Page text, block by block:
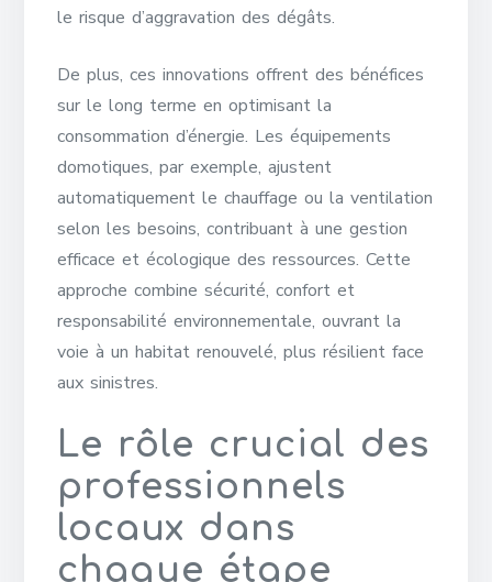
le risque d’aggravation des dégâts.
De plus, ces innovations offrent des bénéfices
sur le long terme en optimisant la
consommation d’énergie. Les équipements
domotiques, par exemple, ajustent
automatiquement le chauffage ou la ventilation
selon les besoins, contribuant à une gestion
efficace et écologique des ressources. Cette
approche combine sécurité, confort et
responsabilité environnementale, ouvrant la
voie à un habitat renouvelé, plus résilient face
aux sinistres.
Le rôle crucial des
professionnels
locaux dans
chaque étape